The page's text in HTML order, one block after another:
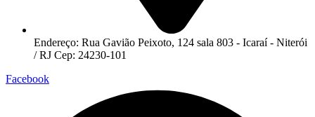
Endereço: Rua Gavião Peixoto, 124 sala 803 - Icaraí - Niterói
/ RJ Cep: 24230-101
Facebook